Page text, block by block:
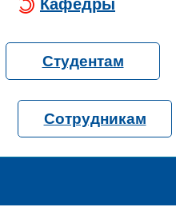
Кафедры
Студентам
Сотрудникам